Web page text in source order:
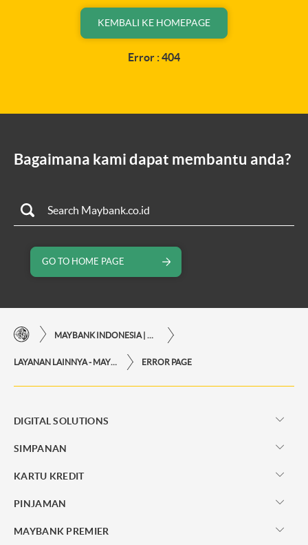
KEMBALI KE HOMEPAGE
Error : 404
Bagaimana kami dapat membantu anda?
GO TO HOME PAGE
ERROR PAGE
DIGITAL SOLUTIONS
SIMPANAN
KARTU KREDIT
PINJAMAN
MAYBANK PREMIER